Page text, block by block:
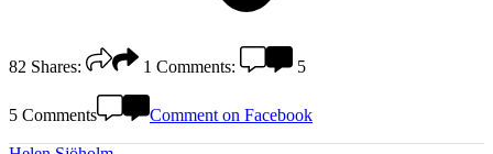
82 Shares: 1 Comments: 5
5 Comments Comment on Facebook